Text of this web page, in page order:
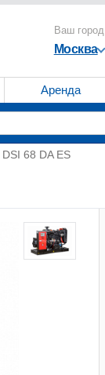
Ваш город
Москва
Аренда
DSI 68 DA ES